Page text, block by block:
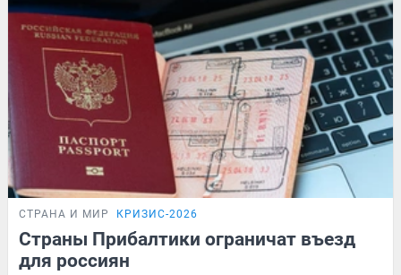
СТРАНА И МИР КРИЗИС-2026
Страны Прибалтики ограничат въезд
для россиян